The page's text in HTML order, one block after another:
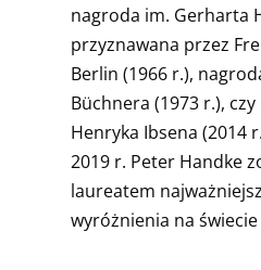
nagroda im. Gerharta
przyznawana przez
Berlin (1966 r.),
Büchnera (1973 r.),
Henryka Ibsena (2014
2019 r. Peter Handke
laureatem
wyróżnienia na